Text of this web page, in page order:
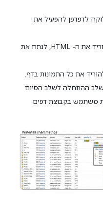
לדפדפן להפעיל את
זה כולל את הזמן שלוקח להוריד את ה- HTML, לנתח את
שלב ההתחלה לשלב הסיום
משתמש בקבוצת דפים